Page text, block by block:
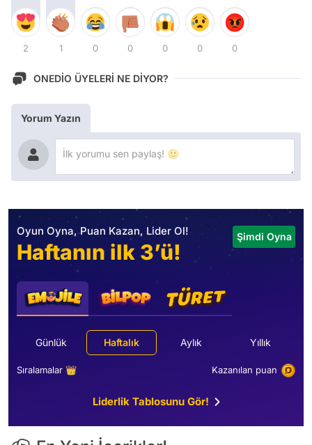
2 1 0 0 0 0 0
ONEDİO ÜYELERİ NE DİYOR?
Yorum Yazın
Oyun Oyna, Puan Kazan, Lider Ol!
Haftanın ilk 3’ü!
Şimdi Oyna
Günlük Haftalık Aylık Yıllık
Sıralamalar 👑 Kazanılan puan
Liderlik Tablosunu Gör!